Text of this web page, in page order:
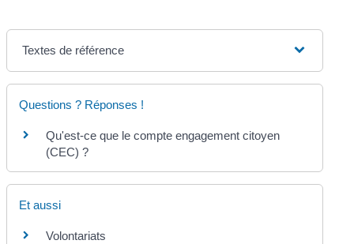
Textes de référence
Questions ? Réponses !
Qu'est-ce que le compte engagement citoyen
(CEC) ?
Et aussi
Volontariats